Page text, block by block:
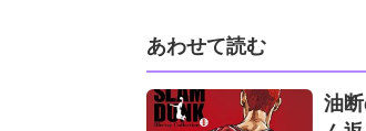
あわせて読む
油